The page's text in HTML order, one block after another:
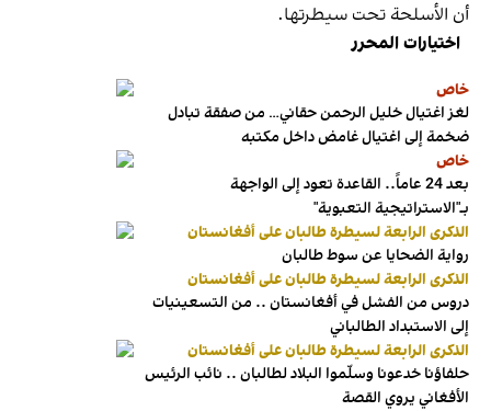
أن الأسلحة تحت سيطرتها.
اختيارات المحرر
خاص
لغز اغتيال خليل الرحمن حقاني… من صفقة تبادل
ضخمة إلى اغتيال غامض داخل مكتبه
خاص
بعد 24 عاماً.. القاعدة تعود إلى الواجهة
بـ"الاستراتيجية التعبوية"
الذكرى الرابعة لسيطرة طالبان على أفغانستان
رواية الضحايا عن سوط طالبان
الذكرى الرابعة لسيطرة طالبان على أفغانستان
دروس من الفشل في أفغانستان .. من التسعينيات
إلى الاستبداد الطالباني
الذكرى الرابعة لسيطرة طالبان على أفغانستان
حلفاؤنا خدعونا وسلّموا البلاد لطالبان .. نائب الرئيس
الأفغاني يروي القصة